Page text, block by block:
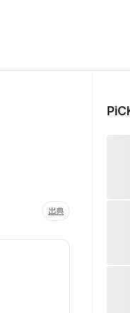
出典